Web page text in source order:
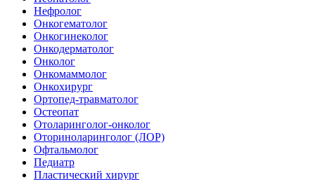
Нефролог
Онкогематолог
Онкогинеколог
Онкодерматолог
Онколог
Онкомаммолог
Онкохирург
Ортопед-травматолог
Остеопат
Отоларинголог-онколог
Оториноларинголог (ЛОР)
Офтальмолог
Педиатр
Пластический хирург